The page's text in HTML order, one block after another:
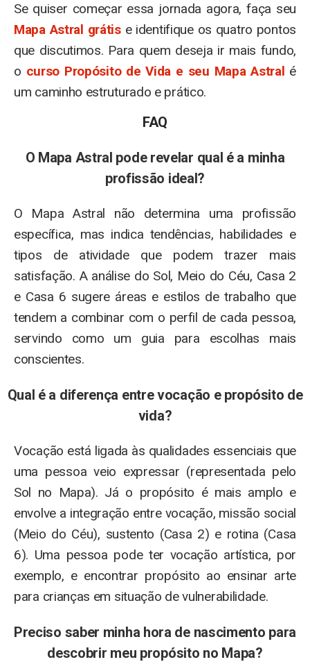
Se quiser começar essa jornada agora, faça seu
Mapa Astral grátise identifique os quatro pontos
que discutimos. Para quem deseja ir mais fundo,
o curso Propósito de Vida e seu Mapa Astral é
um caminho estruturado e prático.
FAQ
O Mapa Astral pode revelar qual é a minha
profissão ideal?
O Mapa Astral não determina uma profissão
específica, mas indica tendências, habilidades e
tipos de atividade que podem trazer mais
satisfação. A análise do Sol, Meio do Céu, Casa 2
e Casa 6 sugere áreas e estilos de trabalho que
tendem a combinar com o perfil de cada pessoa,
servindo como um guia para escolhas mais
conscientes.
Qual é a diferença entre vocação e propósito de
vida?
Vocação está ligada às qualidades essenciais que
uma pessoa veio expressar (representada pelo
Sol no Mapa). Já o propósito é mais amplo e
envolve a integração entre vocação, missão social
(Meio do Céu), sustento (Casa 2) e rotina (Casa
6). Uma pessoa pode ter vocação artística, por
exemplo, e encontrar propósito ao ensinar arte
para crianças em situação de vulnerabilidade.
Preciso saber minha hora de nascimento para
descobrir meu propósito no Mapa?